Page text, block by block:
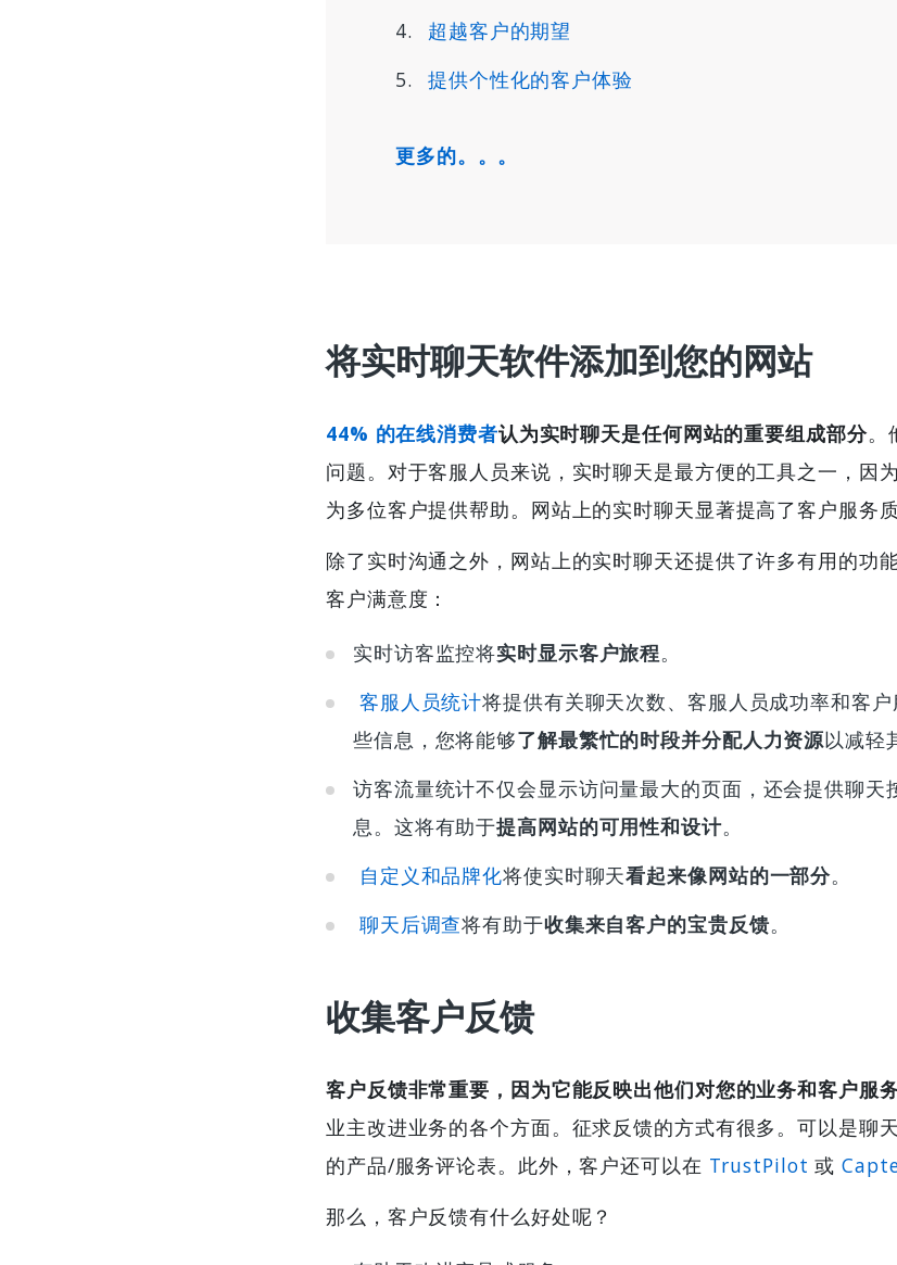
超越客户的期望
提供个性化的客户体验
更多的。。。
将实时聊天软件添加到您的网站
44% 的在线消费者认为实时聊天是任何网站的重要组成部分。
问题。对于客服人员来说，实时聊天是最方便的工具之一，因
为多位客户提供帮助。网站上的实时聊天显著提高了客户服务
除了实时沟通之外，网站上的实时聊天还提供了许多有用的功
客户满意度：
实时访客监控将实时显示客户旅程。
客服人员统计将提供有关聊天次数、客服人员成功率和客
些信息，您将能够了解最繁忙的时段并分配人力资源以减轻
访客流量统计不仅会显示访问量最大的页面，还会提供聊天
息。这将有助于提高网站的可用性和设计。
自定义和品牌化将使实时聊天看起来像网站的一部分。
聊天后调查将有助于收集来自客户的宝贵反馈。
收集客户反馈
客户反馈非常重要，因为它能反映出他们对您的业务和客户服
业主改进业务的各个方面。征求反馈的方式有很多。可以是聊
的产品/服务评论表。​​此外，客户还可以在 TrustPilot 或
那么，客户反馈有什么好处呢？